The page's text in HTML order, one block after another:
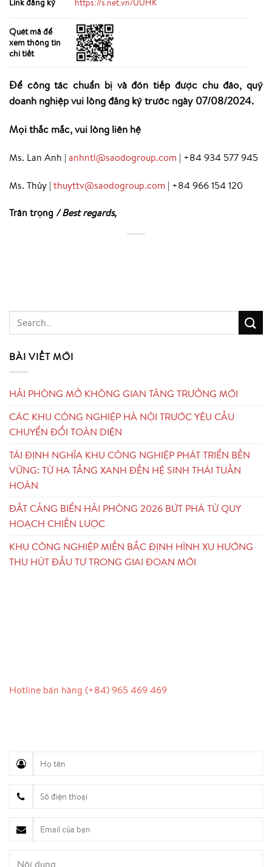
Quét mã để
xem thông tin
chi tiết
Để công tác chuẩn bị và đón tiếp được chu đáo, quý
doanh nghiệp vui lòng đăng ký trước ngày 07/08/2024.
Mọi thắc mắc, vui lòng liên hệ
Ms. Lan Anh | anhntl@saodogroup.com | +84 934 577 945
Ms. Thủy | thuyttv@saodogroup.com | +84 966 154 120
Trân trọng / Best regards,
BÀI VIẾT MỚI
HẢI PHÒNG MỞ KHÔNG GIAN TĂNG TRƯỞNG MỚI
CÁC KHU CÔNG NGHIỆP HÀ NỘI TRƯỚC YÊU CẦU
CHUYỂN ĐỔI TOÀN DIỆN
TÁI ĐỊNH NGHĨA KHU CÔNG NGHIỆP PHÁT TRIỂN BỀN
VỮNG: TỪ HẠ TẦNG XANH ĐẾN HỆ SINH THÁI TUẦN
HOÀN
ĐẤT CẢNG BIỂN HẢI PHÒNG 2026 BỨT PHÁ TỪ QUY
HOẠCH CHIẾN LƯỢC
KHU CÔNG NGHIỆP MIỀN BẮC ĐỊNH HÌNH XU HƯỚNG
THU HÚT ĐẦU TƯ TRONG GIAI ĐOẠN MỚI
Hotline bán hàng (+84) 965 469 469